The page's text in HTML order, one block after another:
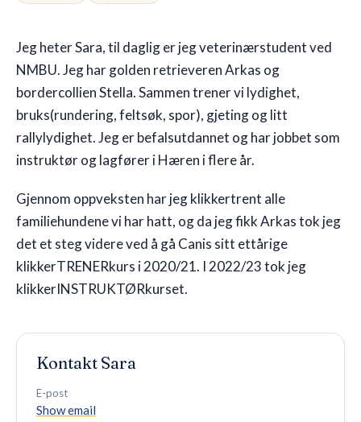
🇬🇧EN
Jeg heter Sara, til daglig er jeg veterinærstudent ved
NMBU. Jeg har golden retrieveren Arkas og
bordercollien Stella. Sammen trener vi lydighet,
bruks(rundering, feltsøk, spor), gjeting og litt
rallylydighet. Jeg er befalsutdannet og har jobbet som
instruktør og lagfører i Hæren i flere år.
Gjennom oppveksten har jeg klikkertrent alle
familiehundene vi har hatt, og da jeg fikk Arkas tok jeg
det et steg videre ved å gå Canis sitt ettårige
klikkerTRENERkurs i 2020/21. I 2022/23 tok jeg
klikkerINSTRUKTØRkurset.
Kontakt Sara
E-post
Show email